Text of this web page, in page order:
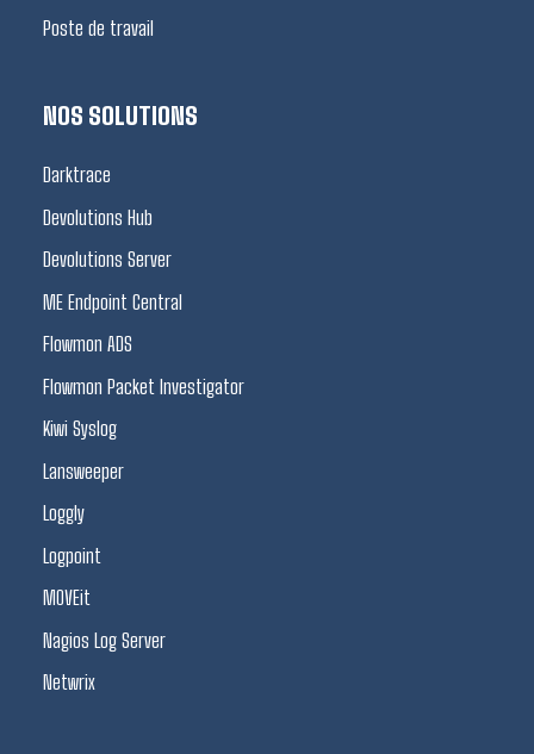
Poste de travail
NOS SOLUTIONS
Darktrace
Devolutions Hub
Devolutions Server
ME Endpoint Central
Flowmon ADS
Flowmon Packet Investigator
Kiwi Syslog
Lansweeper
Loggly
Logpoint
MOVEit
Nagios Log Server
Netwrix